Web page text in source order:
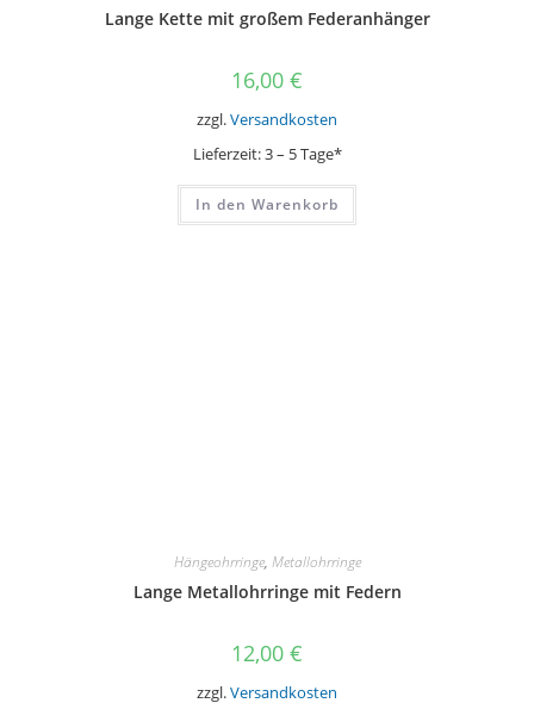
Lange Kette mit großem Federanhänger
16,00 €
zzgl.Versandkosten
Lieferzeit:3 – 5 Tage*
In den Warenkorb
Hängeohrringe, Metallohrringe
Lange Metallohrringe mit Federn
12,00 €
zzgl.Versandkosten